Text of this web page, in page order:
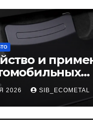
и
2026 SIB_ECOMETAL